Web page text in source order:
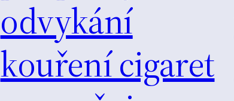
odvykání
kouření cigaret